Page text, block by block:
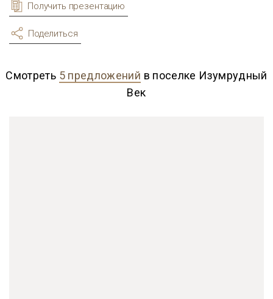
Получить презентацию
Поделиться
Смотреть 5 предложений в поселке Изумрудный
Век